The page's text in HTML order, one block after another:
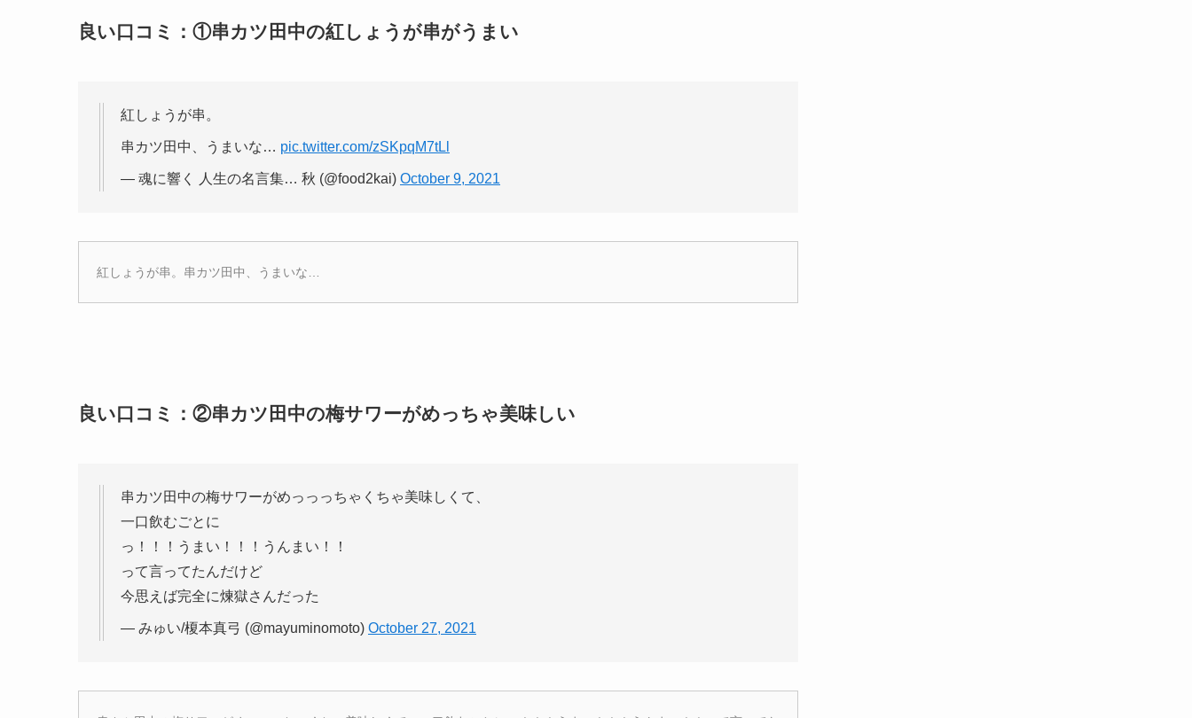
良い口コミ：①串カツ田中の紅しょうが串がうまい
紅しょうが串。
串カツ田中、うまいな… pic.twitter.com/zSKpqM7tLl
— 魂に響く 人生の名言集… 秋 (@food2kai) October 9, 2021
紅しょうが串。串カツ田中、うまいな…
良い口コミ：②串カツ田中の梅サワーがめっちゃ美味しい
串カツ田中の梅サワーがめっっっちゃくちゃ美味しくて、
一口飲むごとに
っ！！！うまい！！！うんまい！！
って言ってたんだけど
今思えば完全に煉獄さんだった
— みゅい/榎本真弓 (@mayuminomoto) October 27, 2021